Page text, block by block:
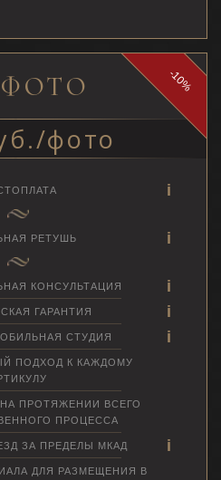
-10%
ФОТО
фото
РЕТУШЬ
КОНСУЛЬТАЦИЯ
ГАРАНТИЯ
СТУДИЯ
ПОДХОД К КАЖДОМУ
ПРОТЯЖЕНИИ ВСЕГО
ПРОЦЕССА
ЗА ПРЕДЕЛЫ МКАД
ДЛЯ РАЗМЕЩЕНИЯ В